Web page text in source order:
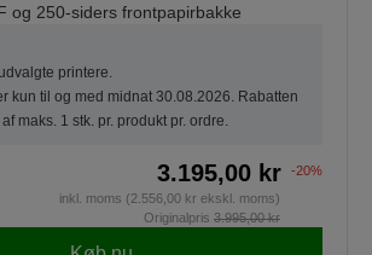
og 250-siders frontpapirbakke
printere.
kun til og med midnat 30.08.2026. Rabatten
maks. 1 stk. pr. produkt pr. ordre.
3.195,00 kr
-20%
inkl. moms (2.556,00 kr ekskl. moms)
Originalpris 3.995,00 kr